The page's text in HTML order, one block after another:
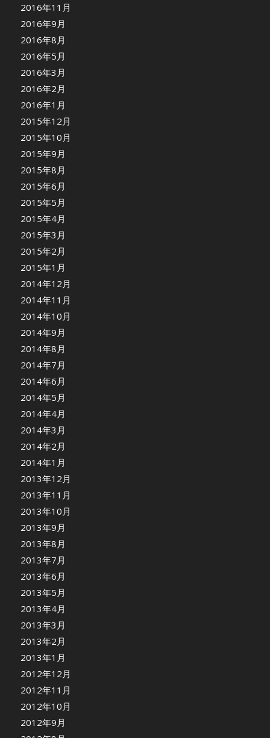
2016年11月
2016年9月
2016年8月
2016年5月
2016年3月
2016年2月
2016年1月
2015年12月
2015年10月
2015年9月
2015年8月
2015年6月
2015年5月
2015年4月
2015年3月
2015年2月
2015年1月
2014年12月
2014年11月
2014年10月
2014年9月
2014年8月
2014年7月
2014年6月
2014年5月
2014年4月
2014年3月
2014年2月
2014年1月
2013年12月
2013年11月
2013年10月
2013年9月
2013年8月
2013年7月
2013年6月
2013年5月
2013年4月
2013年3月
2013年2月
2013年1月
2012年12月
2012年11月
2012年10月
2012年9月